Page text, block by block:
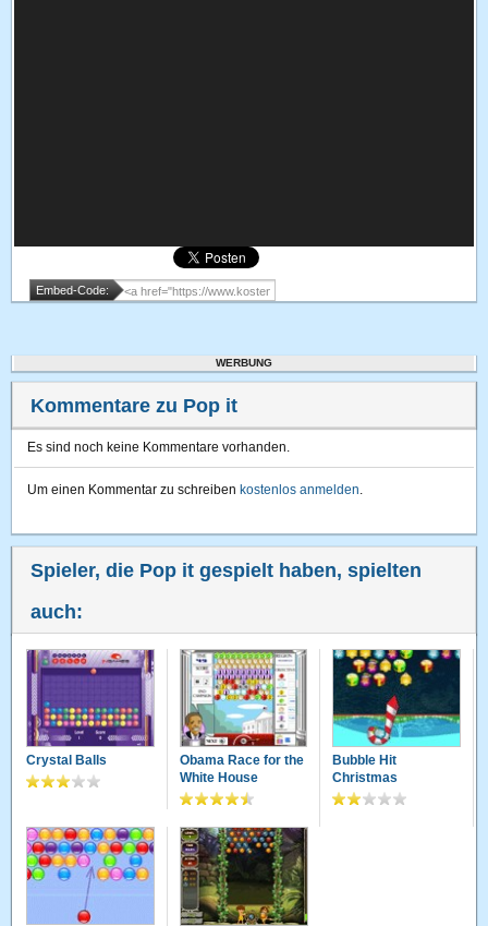
Embed-Code:
WERBUNG
Kommentare zu Pop it
Es sind noch keine Kommentare vorhanden.
Um einen Kommentar zu schreiben kostenlos anmelden.
Spieler, die Pop it gespielt haben, spielten
auch:
Crystal Balls
Obama Race for the
White House
Bubble Hit
Christmas